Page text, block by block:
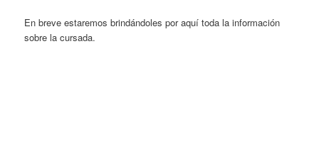
En breve estaremos brindándoles por aquí toda la información
sobre la cursada.